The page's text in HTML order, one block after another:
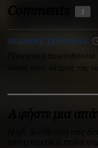
Comments 1
ΙΩΑΝΝΗΣ ΤΣΟΥΠΡΑΣ
Εξαιρετική
όλους τους λάτρεις της
Αφήστε μια
Η ηλ. διεύθυνση σας
υποχρεωτικά πεδία